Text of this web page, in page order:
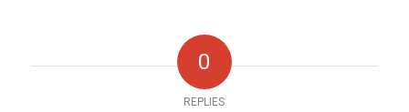
0
REPLIES